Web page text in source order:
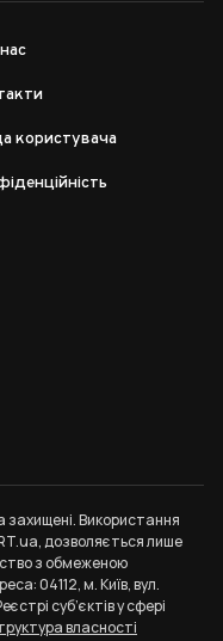
користувача
захищені. Використання
дозволяється лише
з обмеженою
04112, м. Київ, вул.
суб’єктів у сфері
власності